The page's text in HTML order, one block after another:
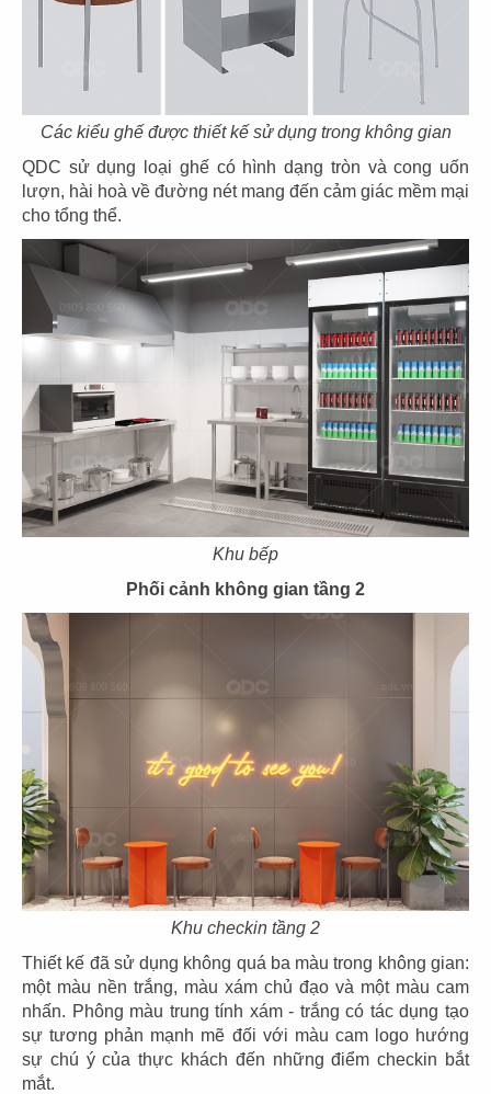
Các kiểu ghế được thiết kế sử dụng trong không gian
QDC sử dụng loại ghế có hình dạng tròn và cong uốn
lượn, hài hoà về đường nét mang đến cảm giác mềm mại
cho tổng thể.
Khu bếp
Phối cảnh không gian tầng 2
Khu checkin tầng 2
Thiết kế đã sử dụng không quá ba màu trong không gian:
một màu nền trắng, màu xám chủ đạo và một màu cam
nhấn. Phông màu trung tính xám - trắng có tác dụng tạo
sự tương phản mạnh mẽ đối với màu cam logo hướng
sự chú ý của thực khách đến những điểm checkin bắt
mắt.
THE COFFEE HOUSE
CN Nguyễn Tri Phương
THE COFFEE HOUSE
CN Võ Văn Tần
47
CHUBBY YO
CN Thảo Điền
48
CN Celadon City
49
BAOZ DIMSUM
CN Thuận Kiều - Q.5
50
BAOZ DIMSUM
CN Lê Đại Hành - Q.11
51
BAOZ DIMSUM
53
BẮC KIM THANG
CN Marina IFC
54
BẮC KIM THANG
CN Thiso Mall Sala
55 56